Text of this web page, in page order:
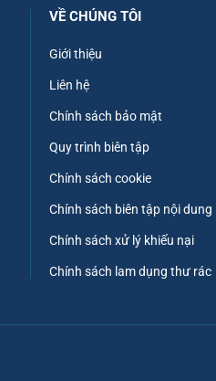
VỀ CHÚNG TÔI
Giới thiệu
Liên hệ
Chính sách bảo mật
Quy trình biên tập
Chính sách cookie
Chính sách biên tập nội dung
Chính sách xử lý khiếu nại
Chính sách lam dụng thư rác